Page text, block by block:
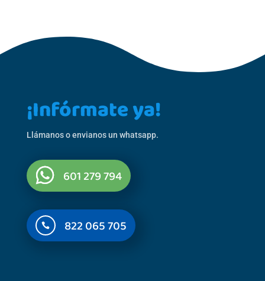
¡Infórmate ya!
Llámanos o envianos un whatsapp.
601 279 794
 822 065 705